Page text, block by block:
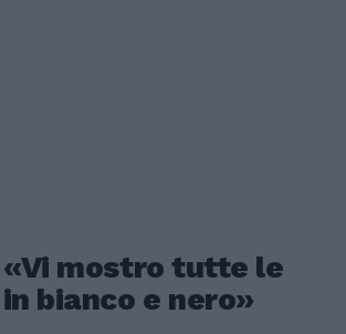
mostro tutte le
bianco e nero»